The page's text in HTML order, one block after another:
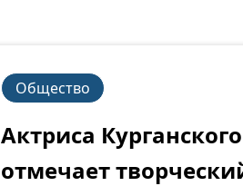
Общество
Актриса
отмечает